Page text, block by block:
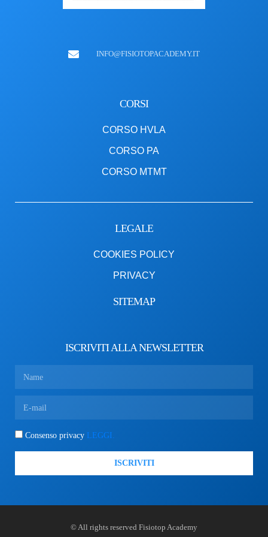
INFO@FISIOTOPACADEMY.IT
CORSI
CORSO HVLA
CORSO PA
CORSO MTMT
LEGALE
COOKIES POLICY
PRIVACY
SITEMAP
ISCRIVITI ALLA NEWSLETTER
Consenso privacy LEGGI.
ISCRIVITI
© All rights reserved Fisiotop Academy